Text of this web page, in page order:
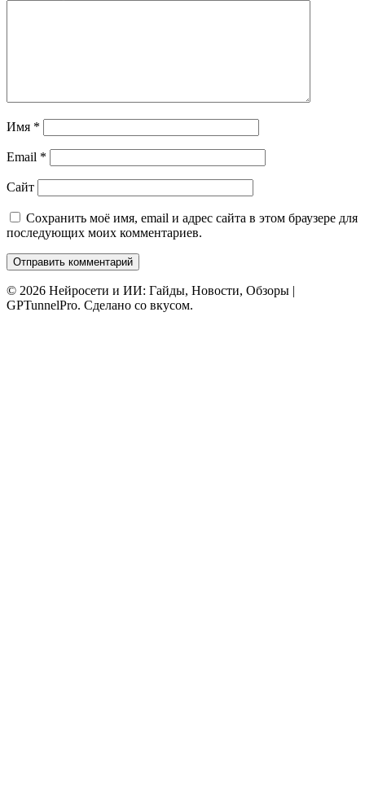
Имя *
Email *
Сайт
Сохранить моё имя, email и адрес сайта в этом браузере для
последующих моих комментариев.
© 2026 Нейросети и ИИ: Гайды, Новости, Обзоры |
GPTunnelPro. Сделано со вкусом.